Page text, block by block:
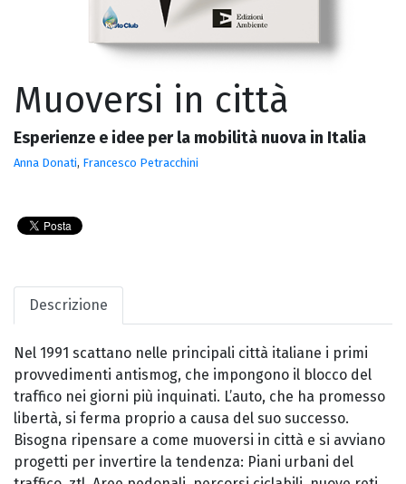
Muoversi in città
Esperienze e idee per la mobilità nuova in Italia
Anna Donati, Francesco Petracchini
Descrizione
Nel 1991 scattano nelle principali città italiane i primi
provvedimenti antismog, che impongono il blocco del
traffico nei giorni più inquinati. L’auto, che ha promesso
libertà, si ferma proprio a causa del suo successo.
Bisogna ripensare a come muoversi in città e si avviano
progetti per invertire la tendenza: Piani urbani del